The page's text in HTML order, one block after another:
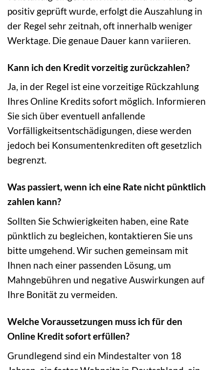
positiv geprüft wurde, erfolgt die Auszahlung in
der Regel sehr zeitnah, oft innerhalb weniger
Werktage. Die genaue Dauer kann variieren.
Kann ich den Kredit vorzeitig zurückzahlen?
Ja, in der Regel ist eine vorzeitige Rückzahlung
Ihres Online Kredits sofort möglich. Informieren
Sie sich über eventuell anfallende
Vorfälligkeitsentschädigungen, diese werden
jedoch bei Konsumentenkrediten oft gesetzlich
begrenzt.
Was passiert, wenn ich eine Rate nicht pünktlich
zahlen kann?
Sollten Sie Schwierigkeiten haben, eine Rate
pünktlich zu begleichen, kontaktieren Sie uns
bitte umgehend. Wir suchen gemeinsam mit
Ihnen nach einer passenden Lösung, um
Mahngebühren und negative Auswirkungen auf
Ihre Bonität zu vermeiden.
Welche Voraussetzungen muss ich für den
Online Kredit sofort erfüllen?
Grundlegend sind ein Mindestalter von 18